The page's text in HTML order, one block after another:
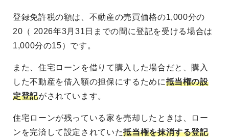
登録免許税の額は、不動産の売買価格の1,000分の
20（ 2026年3月31日までの間に登記を受ける場合は
1,000分の15）です。
また、住宅ローンを借りて購入した場合だと、購入
した不動産を借入額の担保にするために抵当権の設
定登記がされています。
住宅ローンが残っている家を売却したときは、ロー
ンを完済して設定されていた抵当権を抹消する登記